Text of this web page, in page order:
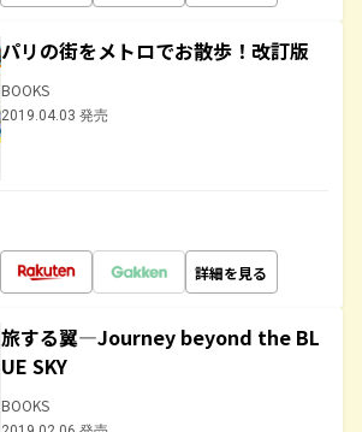
パリの街をメトロでお散歩！改訂版
BOOKS
2019.04.03 発売
詳細を見る
旅する翼―Journey beyond the BL
UE SKY
BOOKS